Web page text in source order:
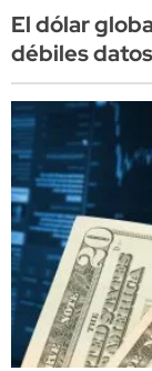
El dólar
débiles